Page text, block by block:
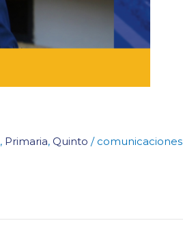
, Primaria, Quinto / comunicaciones